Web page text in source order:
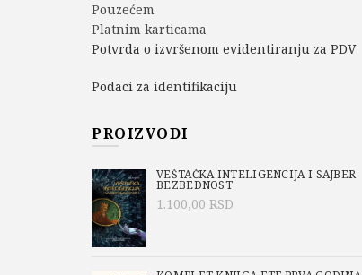
Pouzećem
Platnim karticama
Potvrda o izvršenom evidentiranju za PDV
Podaci za identifikaciju
PROIZVODI
VEŠTAČKA INTELIGENCIJA I SAJBER
BEZBEDNOST
1.100,00 RSD